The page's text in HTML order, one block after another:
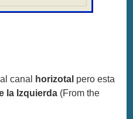
canal horizotal pero esta
la Izquierda (From the